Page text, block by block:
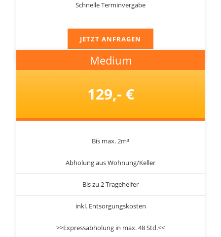
Schnelle Terminvergabe
JETZT ANFRAGEN
Medium
129,- €
Bis max. 2m³
Abholung aus Wohnung/Keller
Bis zu 2 Tragehelfer
inkl. Entsorgungskosten
>>Expressabholung in max. 48 Std.<<